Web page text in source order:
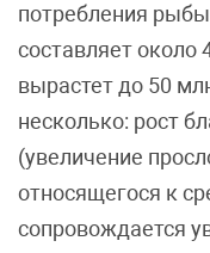
потребления
составляет около
вырастет до 50
несколько: рост
(увеличение
относящегося к
сопровождается